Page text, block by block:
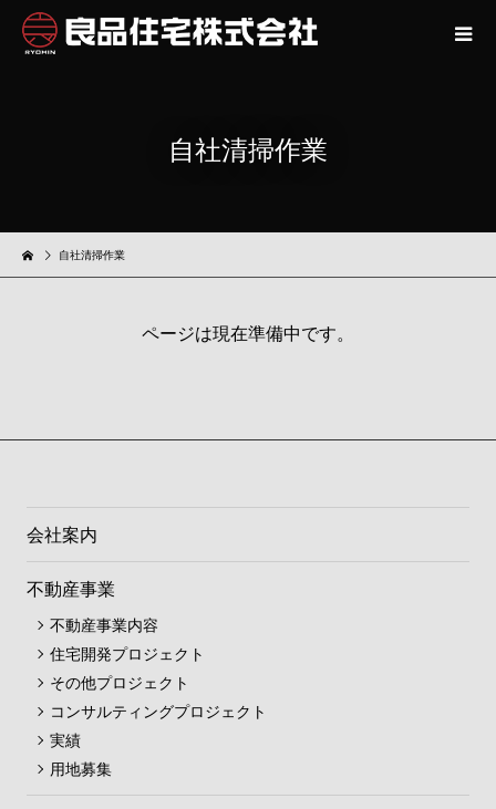
自社清掃作業
自社清掃作業
ページは現在準備中です。
会社案内
不動産事業
不動産事業内容
住宅開発プロジェクト
その他プロジェクト
コンサルティングプロジェクト
実績
用地募集